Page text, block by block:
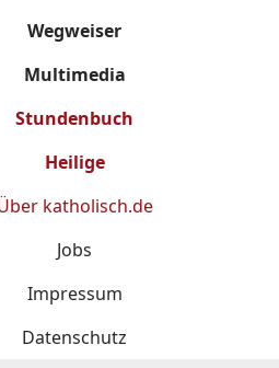
Wegweiser
Multimedia
Stundenbuch
Heilige
katholisch.de
Jobs
Impressum
Datenschutz